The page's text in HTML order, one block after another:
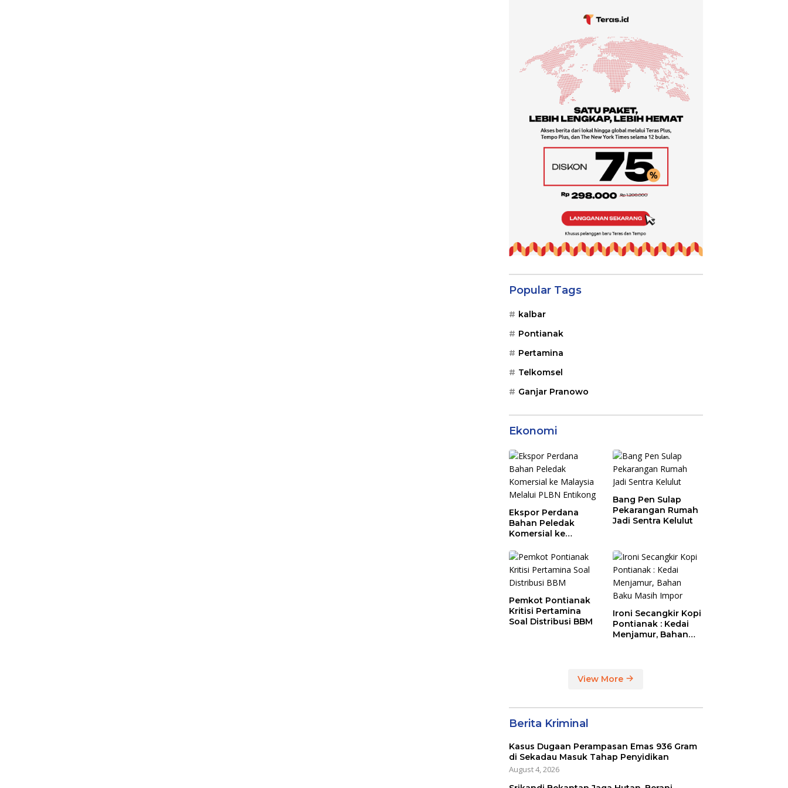
Popular Tags
kalbar
Pontianak
Pertamina
Telkomsel
Ganjar Pranowo
Ekonomi
Ekspor Perdana
Bahan Peledak
Komersial ke
PLBN Entikong
Bang Pen Sulap
Pekarangan Rumah
Jadi Sentra Kelulut
Pemkot Pontianak
Kritisi Pertamina
Soal Distribusi BBM
Ironi Secangkir Kopi
Pontianak : Kedai
Menjamur, Bahan
View More
Berita Kriminal
Kasus Dugaan Perampasan Emas 936 Gram
di Sekadau Masuk Tahap Penyidikan
August 4, 2026